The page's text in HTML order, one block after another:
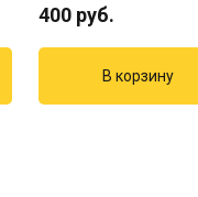
400 руб.